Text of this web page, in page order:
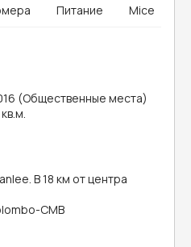
Питание Mice
(Общественные места)
В 18 км от центра
CMB